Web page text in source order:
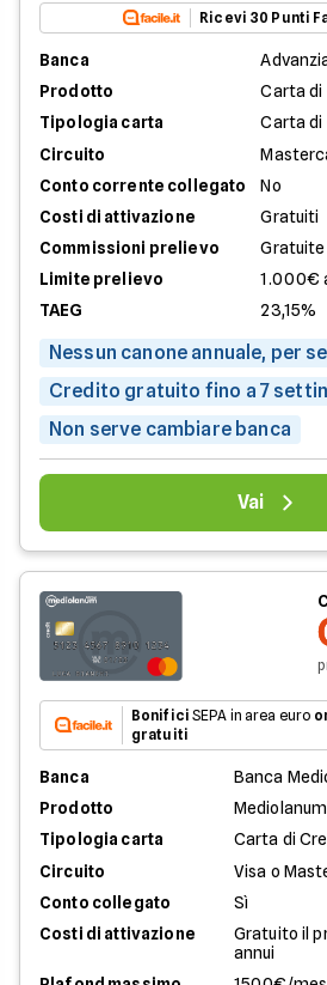
Ricevi 30 Punti
Banca
Prodotto
Carta di
Tipologia carta
Carta di
Circuito
Conto corrente collegato
No
Costi di attivazione
Gratuiti
Commissioni prelievo
Gratuite
Limite prelievo
1.000€
TAEG
23,15%
Nessun canone annuale, per
Credito gratuito fino a 7
Non serve cambiare banca
Vai
Bonifici SEPA in area euro
gratuiti
Banca
Banca
Prodotto
Tipologia carta
Carta di
Circuito
Visa o
Conto collegato
Sì
Costi di attivazione
Gratuito il
annui